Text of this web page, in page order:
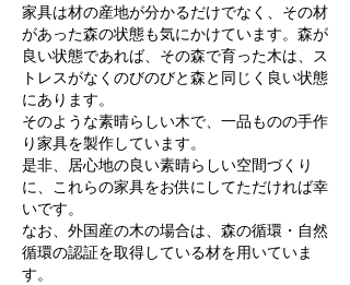
家具は材の産地が分かるだけでなく、その材
があった森の状態も気にかけています。森が
良い状態であれば、その森で育った木は、ス
トレスがなくのびのびと森と同じく良い状態
にあります。
そのような素晴らしい木で、一品ものの手作
り家具を製作しています。
是非、居心地の良い素晴らしい空間づくり
に、これらの家具をお供にしてただければ幸
いです。
なお、外国産の木の場合は、森の循環・自然
循環の認証を取得している材を用いていま
す。